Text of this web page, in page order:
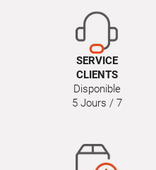
SERVICE
CLIENTS
Disponible
5 Jours / 7